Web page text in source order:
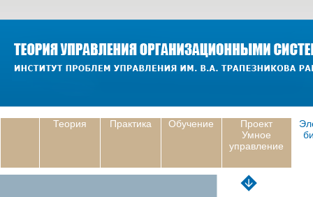
Теория Практика Обучение
Проект
Умное
управление